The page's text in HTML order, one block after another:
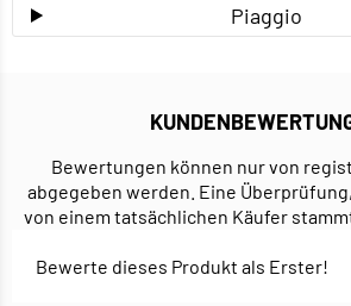
Piaggio
Bewertungen können nur von
abgegeben werden. Eine
von einem tatsächlichen Käufer
Bewerte dieses Produkt als Erster!